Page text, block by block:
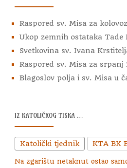
Raspored sv. Misa za
Ukop zemnih ostataka Tade
Svetkovina sv. Ivana
Raspored sv. Misa za srpanj
Blagoslov polja i sv. Misa u
IZ KATOLIČKOG TISKA …
Katolički tjednik KTA BK
Na zgarištu netaknut ostao